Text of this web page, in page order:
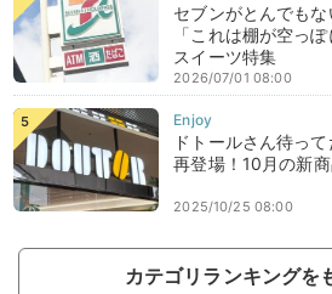
セブンがとんでもな
「これは棚が空っ
スイーツ特集
2026/07/01 08:00
ドトールさん待っ
再登場！10月の新
2025/10/25 08:00
カテゴリランキングを